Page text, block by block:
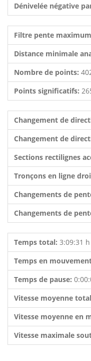
Dénivelée négative
Filtre pente
Distance minimale
Nombre de points:
Points significatifs:
Changement de
Changement de
Sections rectilignes
Tronçons en ligne
Changements de
Changements de
Temps total: 3:09:31 h
Temps en
Temps de pause:
Vitesse moyenne
Vitesse moyenne en
Vitesse maximale